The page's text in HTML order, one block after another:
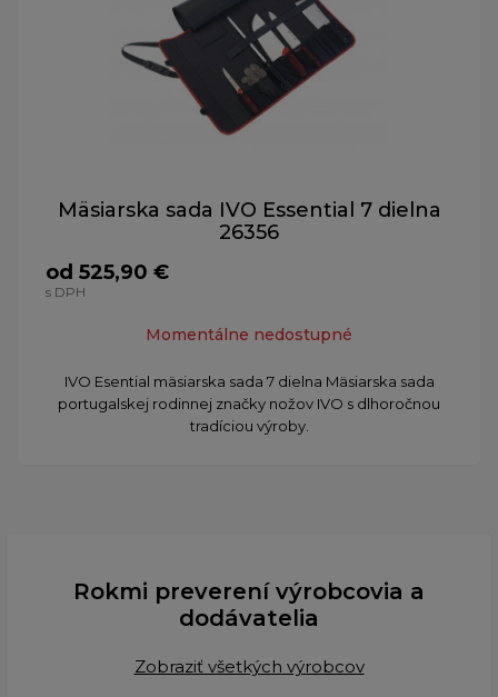
Mäsiarska sada IVO Essential 7 dielna
26356
od 525,90 €
s DPH
Momentálne nedostupné
IVO Esential mäsiarska sada 7 dielna Mäsiarska sada
portugalskej rodinnej značky nožov IVO s dlhoročnou
tradíciou výroby.
Rokmi preverení výrobcovia a
dodávatelia
Zobraziť všetkých výrobcov